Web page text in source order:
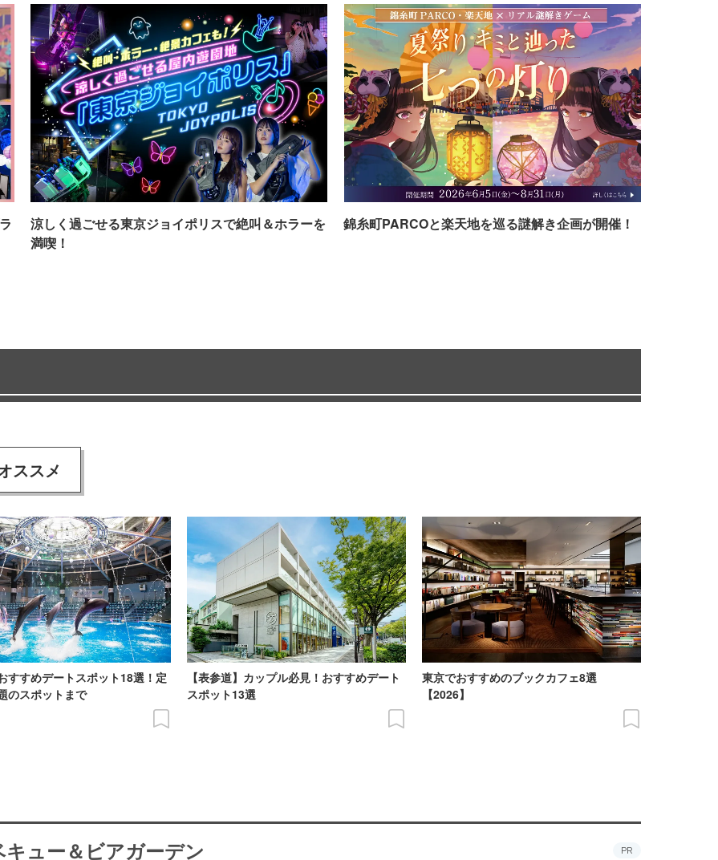
涼しく過ごせる東京ジョイポリスで絶叫＆ホラーを
満喫！
錦糸町PARCOと楽天地を巡る謎解き企画が開催！
ススメ
すすめデートスポット18選！定
のスポットまで
【表参道】カップル必見！おすすめデート
スポット13選
東京でおすすめのブックカフェ8選
【2026】
ュー＆ビアガーデン PR